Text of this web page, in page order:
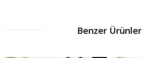
Benzer Ürünler